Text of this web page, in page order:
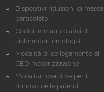
Dispositivi riduzioni di massa
particolato
Codici immatricolativi di
ciclomotori omologati
Modalità di collegamento al
CED motorizzazione
Modalità operative per il
rinnovo delle patenti